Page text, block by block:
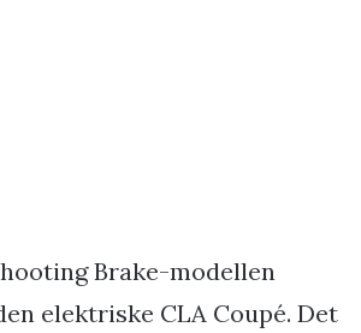
Brake-modellen
elektriske CLA Coupé. Det